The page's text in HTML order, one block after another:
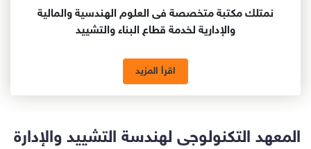
نمتلك مكتبة متخصصة فى العلوم الهندسية والمالية
والإدارية لخدمة قطاع البناء والتشييد
اقرأ المزيد
المعهد التكنولوجى لهندسة التشييد والإدارة